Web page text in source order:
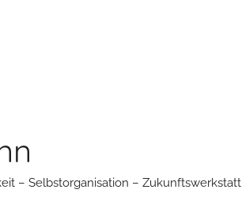
– Selbstorganisation – Zukunftswerkstatt